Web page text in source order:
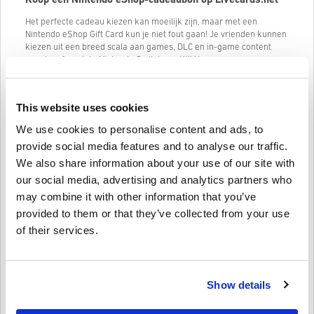
This website uses cookies
We use cookies to personalise content and ads, to
provide social media features and to analyse our traffic.
We also share information about your use of our site with
our social media, advertising and analytics partners who
may combine it with other information that you’ve
provided to them or that they’ve collected from your use
of their services.
Show details
Het perfecte cadeau kiezen kan moeilijk zijn, maar met een
Nintendo eShop Gift Card kun je niet fout gaan! Je vrienden kunnen
kiezen uit een breed scala aan games, DLC en in-game content
voor hun favoriete Nintendo Switch- en Wii U-games.
Met een Nintendo eShop Gift Card kunnen je vrienden de nieuwste
profiteren van uitverkoop en kortingen
houden, ze zullen zeker iets vinden waar ze dol op zijn.
Hier zijn enkele denominaties van Nintendo eShop Cards die je kunt
kopen:
Nintendo eShop-kaart 20 USD
Nintendo eShop-kaart 50 USD
de valuta die overeenkomt met je land-/regio-instelling. Wacht dus
Nintendo eShop Gift Card! Je vrienden zullen je er dankbaar voor